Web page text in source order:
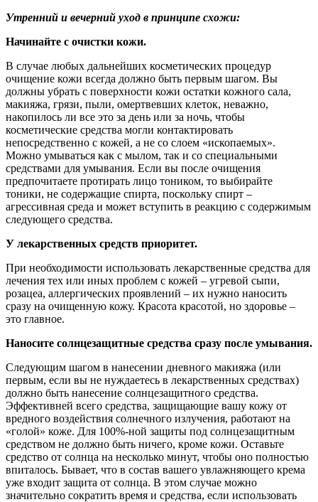
Утренний и вечерний уход в принципе схожи:
Начинайте с очистки кожи.
В случае любых дальнейших косметических процедур
очищение кожи всегда должно быть первым шагом. Вы
должны убрать с поверхности кожи остатки кожного сала,
макияжа, грязи, пыли, омертвевших клеток, неважно,
накопилось ли все это за день или за ночь, чтобы
косметические средства могли контактировать
непосредственно с кожей, а не со слоем «ископаемых».
Можно умываться как с мылом, так и со специальными
средствами для умывания. Если вы после очищения
предпочитаете протирать лицо тоником, то выбирайте
тоники, не содержащие спирта, поскольку спирт –
агрессивная среда и может вступить в реакцию с содержимым
следующего средства.
У лекарственных средств приоритет.
При необходимости использовать лекарственные средства для
лечения тех или иных проблем с кожей – угревой сыпи,
розацеа, аллергических проявлений – их нужно наносить
сразу на очищенную кожу. Красота красотой, но здоровье –
это главное.
Наносите солнцезащитные средства сразу после умывания.
Следующим шагом в нанесении дневного макияжа (или
первым, если вы не нуждаетесь в лекарственных средствах)
должно быть нанесение солнцезащитного средства.
Эффективней всего средства, защищающие вашу кожу от
вредного воздействия солнечного излучения, работают на
«голой» коже. Для 100%-ной защиты под солнцезащитным
средством не должно быть ничего, кроме кожи. Оставьте
средство от солнца на несколько минут, чтобы оно полностью
впиталось. Бывает, что в состав вашего увлажняющего крема
уже входит защита от солнца. В этом случае можно
значительно сократить время и средства, если использовать